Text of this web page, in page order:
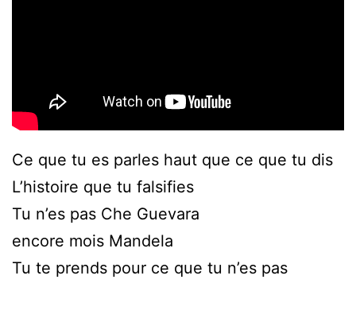
Ce que tu es parles haut que ce que tu dis
L’histoire que tu falsifies
Tu n’es pas Che Guevara
encore mois Mandela
Tu te prends pour ce que tu n’es pas